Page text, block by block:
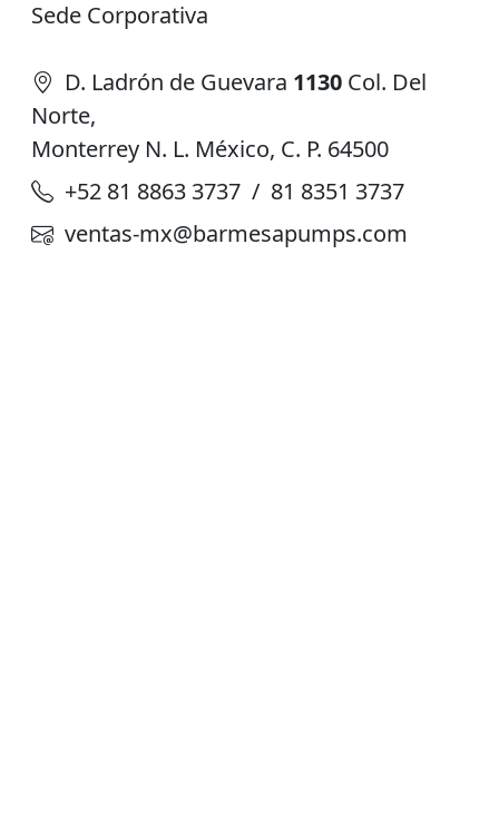
Sede Corporativa
D. Ladrón de Guevara 1130 Col. Del
Norte,
Monterrey N. L. México, C. P. 64500
+52 81 8863 3737 / 81 8351 3737
ventas-mx@barmesapumps.com